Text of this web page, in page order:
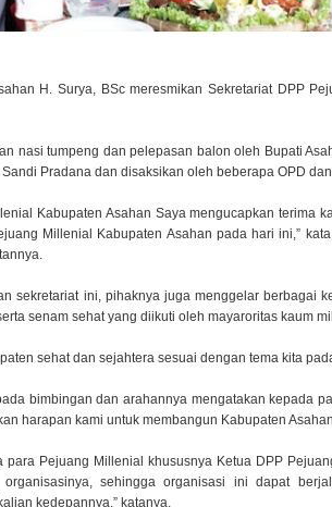
H. Surya, BSc meresmikan Sekretariat DPP
nasi tumpeng dan pelepasan balon oleh Bupati
Pradana dan disaksikan oleh beberapa OPD
Kabupaten Asahan Saya mengucapkan terima
Millenial Kabupaten Asahan pada hari ini,”
sekretariat ini, pihaknya juga menggelar berbagai
senam sehat yang diikuti oleh mayaroritas kaum
sehat dan sejahtera sesuai dengan tema kita
bimbingan dan arahannya mengatakan kepada
harapan kami untuk membangun Kabupaten Asahan.
para Pejuang Millenial khususnya Ketua DPP
sehingga organisasi ini dapat
kedepannya,” katanya.